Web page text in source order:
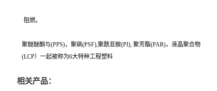
·阻燃。
聚醚醚酮与(PPS)，聚砜(PSF),聚酰亚胺(PI), 聚芳酯(PAR)，液晶聚合物
(LCP）一起被称为6大特种工程塑料
相关产品：